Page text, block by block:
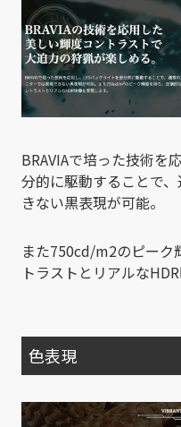
BRAVIAで培った技術を
分的に駆動することで
きない黒表現が可能。
また750cd/m2のピーク
トラストとリアルな
色表現